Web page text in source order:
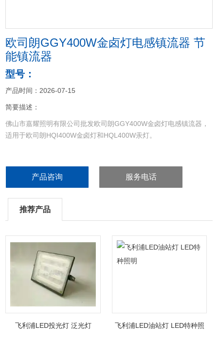
欧司朗GGY400W金卤灯电感镇流器 节
能镇流器
型号：
产品时间：2026-07-15
简要描述：
佛山市嘉耀照明有限公司批发欧司朗GGY400W金卤灯电感镇流器，
适用于欧司朗HQI400W金卤灯和HQL400W汞灯。
产品咨询 服务电话
推荐产品
飞利浦LED投光灯 泛光灯
飞利浦LED油站灯 LED特种照